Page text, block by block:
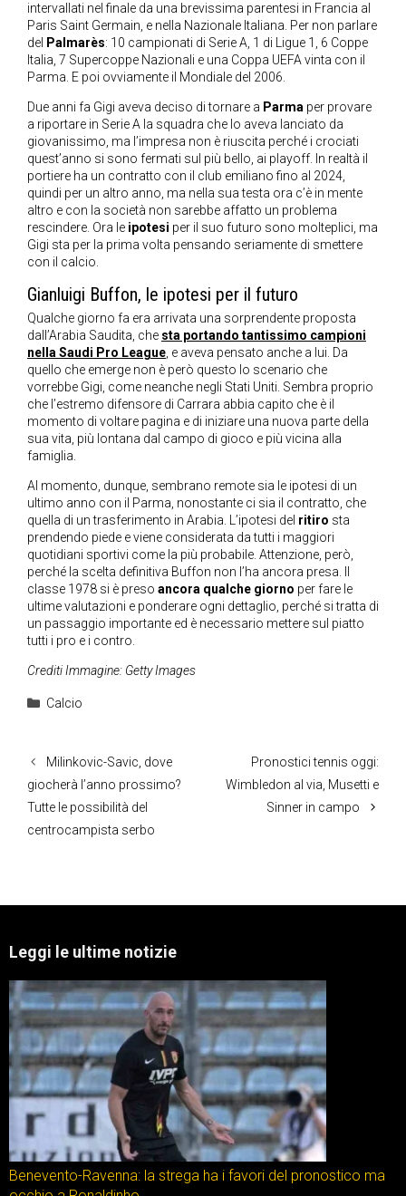
intervallati nel finale da una brevissima parentesi in Francia al
Paris Saint Germain, e nella Nazionale Italiana. Per non parlare
del Palmarès: 10 campionati di Serie A, 1 di Ligue 1, 6 Coppe
Italia, 7 Supercoppe Nazionali e una Coppa UEFA vinta con il
Parma. E poi ovviamente il Mondiale del 2006.
Due anni fa Gigi aveva deciso di tornare a Parma per provare
a riportare in Serie A la squadra che lo aveva lanciato da
giovanissimo, ma l’impresa non è riuscita perché i crociati
quest’anno si sono fermati sul più bello, ai playoff. In realtà il
portiere ha un contratto con il club emiliano fino al 2024,
quindi per un altro anno, ma nella sua testa ora c’è in mente
altro e con la società non sarebbe affatto un problema
rescindere. Ora le ipotesi per il suo futuro sono molteplici, ma
Gigi sta per la prima volta pensando seriamente di smettere
con il calcio.
Gianluigi Buffon, le ipotesi per il futuro
Qualche giorno fa era arrivata una sorprendente proposta
dall’Arabia Saudita, che sta portando tantissimo campioni
nella Saudi Pro League, e aveva pensato anche a lui. Da
quello che emerge non è però questo lo scenario che
vorrebbe Gigi, come neanche negli Stati Uniti. Sembra proprio
che l’estremo difensore di Carrara abbia capito che è il
momento di voltare pagina e di iniziare una nuova parte della
sua vita, più lontana dal campo di gioco e più vicina alla
famiglia.
Al momento, dunque, sembrano remote sia le ipotesi di un
ultimo anno con il Parma, nonostante ci sia il contratto, che
quella di un trasferimento in Arabia. L’ipotesi del ritiro sta
prendendo piede e viene considerata da tutti i maggiori
quotidiani sportivi come la più probabile. Attenzione, però,
perché la scelta definitiva Buffon non l’ha ancora presa. Il
classe 1978 si è preso ancora qualche giorno per fare le
ultime valutazioni e ponderare ogni dettaglio, perché si tratta di
un passaggio importante ed è necessario mettere sul piatto
tutti i pro e i contro.
Crediti Immagine: Getty Images
Categorie
Calcio
Milinkovic-Savic, dove
giocherà l’anno prossimo?
Tutte le possibilità del
centrocampista serbo
Pronostici tennis oggi:
Wimbledon al via, Musetti e
Sinner in campo
Leggi le ultime notizie
Benevento-Ravenna: la strega ha i favori del pronostico ma